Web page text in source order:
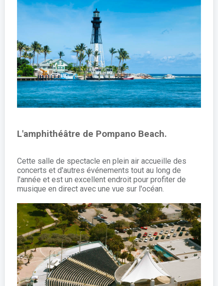
L'amphithéâtre de Pompano Beach.
Cette salle de spectacle en plein air accueille des
concerts et d'autres événements tout au long de
l'année et est un excellent endroit pour profiter de
musique en direct avec une vue sur l'océan.